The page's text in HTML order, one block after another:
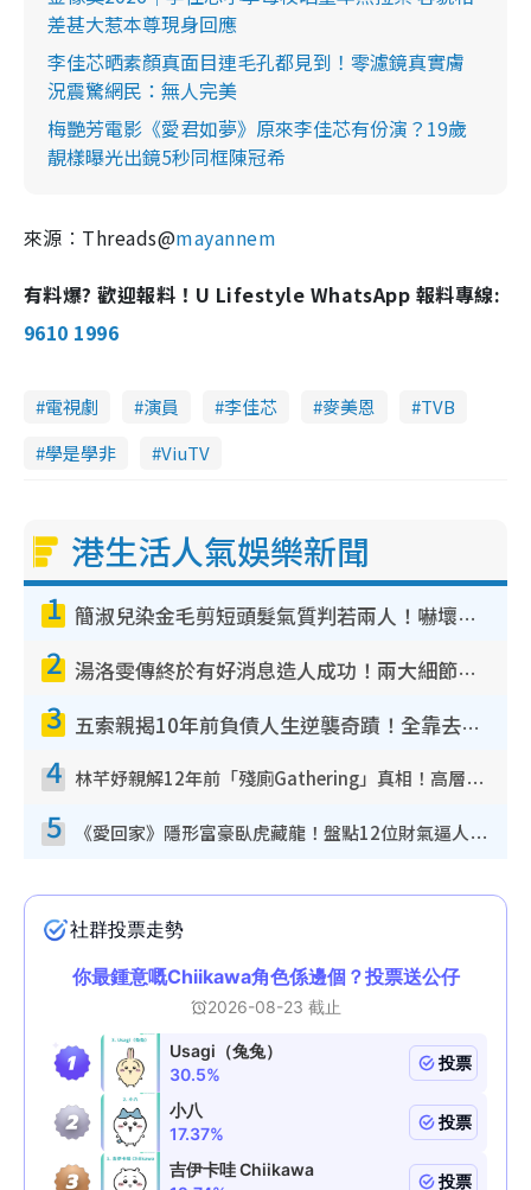
差甚大惹本尊現身回應
李佳芯晒素顏真面目連毛孔都見到！零濾鏡真實膚
況震驚網民：無人完美
梅艷芳電影《愛君如夢》原來李佳芯有份演？19歲
靚樣曝光出鏡5秒同框陳冠希
來源︰Threads@mayannem
有料爆? 歡迎報料！U Lifestyle WhatsApp 報料專線:
9610 1996
電視劇 演員 李佳芯 麥美恩
TVB
學是學非
ViuTV
港生活人氣娛樂新聞
1 簡淑兒染金毛剪短頭髮氣質判若兩人！嚇壞老公麥大力都認唔出：「你做咩事？」
2 湯洛雯傳終於有好消息造人成功！兩大細節曝孕味極濃惹猜測：大肚婆先會咁！
3 五索親揭10年前負債人生逆襲奇蹟！全靠去一地方轉運後即遇上馬先生
4 林芊妤親解12年前「殘廁Gathering」真相！高層解約一句話重創尊嚴至今拒返TVB
5 《愛回家》隱形富豪臥虎藏龍！盤點12位財氣逼人的有錢藝人：呢位靚女3億身家唔憂做